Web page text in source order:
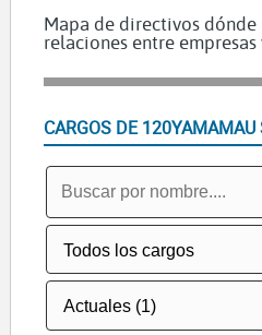
Mapa de directivos
relaciones entre
CARGOS DE 120YAMAMAU